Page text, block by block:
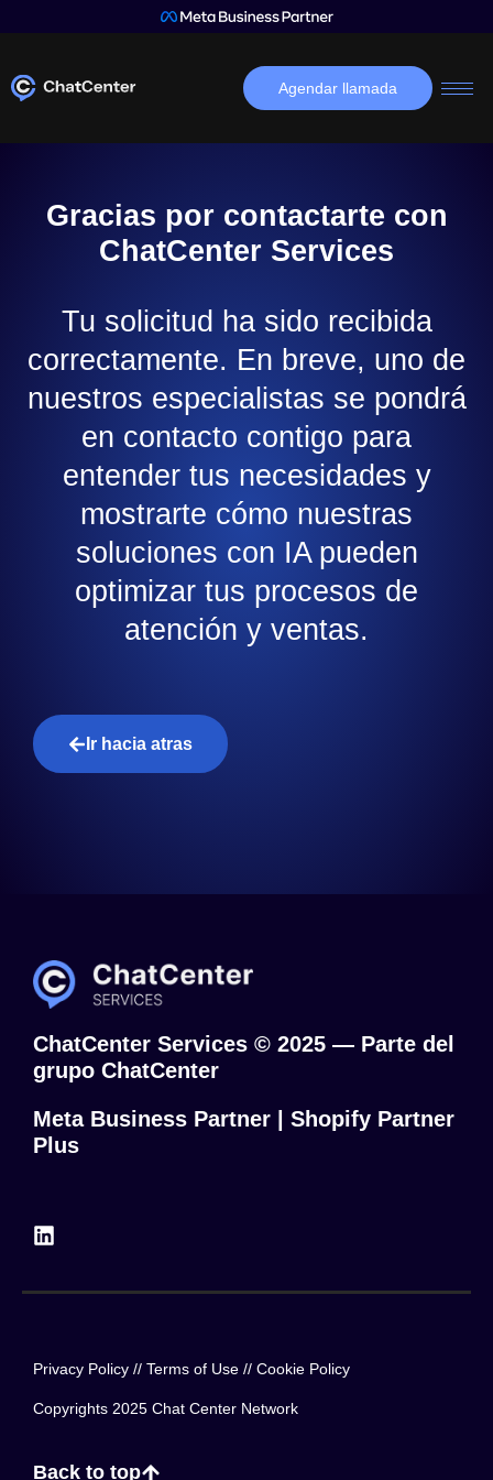
Agendar llamada
Gracias por contactarte con
ChatCenter Services
Tu solicitud ha sido recibida
correctamente. En breve, uno de
nuestros especialistas se pondrá
en contacto contigo para
entender tus necesidades y
mostrarte cómo nuestras
soluciones con IA pueden
optimizar tus procesos de
atención y ventas.
Ir hacia atras
ChatCenter Services © 2025 — Parte del
grupo ChatCenter
Meta Business Partner | Shopify Partner
Plus
Privacy Policy // Terms of Use // Cookie Policy
Copyrights 2025 Chat Center Network
Back to top